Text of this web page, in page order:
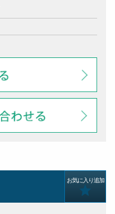
お気に入り追加